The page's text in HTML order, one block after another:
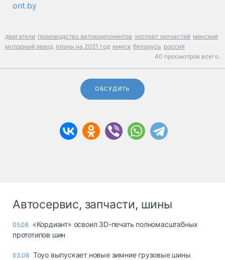
ont.by
двигатели производство автокомпонентов экспорт запчастей минский
моторный завод планы на 2021 год минск беларусь россия
40 просмотров всего.
ОБСУДИТЬ
Автосервис, запчасти, шины
05.08 «Кордиант» освоил 3D-печать полномасштабных
прототипов шин
03.08 Toyo выпускает новые зимние грузовые шины